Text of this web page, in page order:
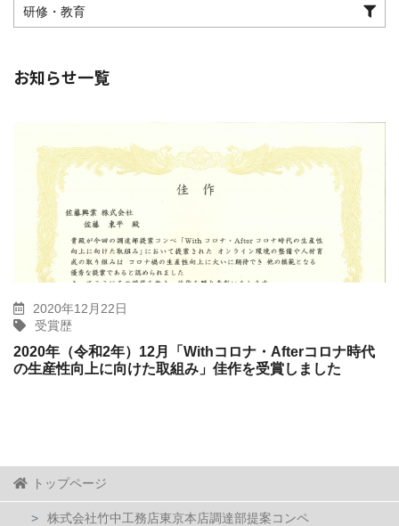
研修・教育
お知らせ一覧
2020年12月22日
受賞歴
2020年（令和2年）12月「Withコロナ・Afterコロナ時代
の生産性向上に向けた取組み」佳作を受賞しました
トップページ
株式会社竹中工務店東京本店調達部提案コンペ